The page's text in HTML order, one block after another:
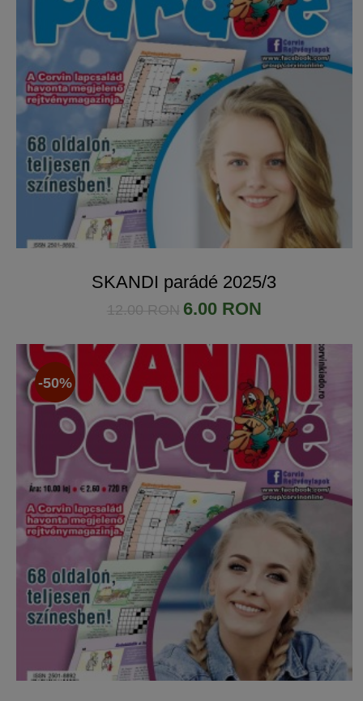
SKANDI parádé 2025/3
12.00 RON 6.00 RON
-50%